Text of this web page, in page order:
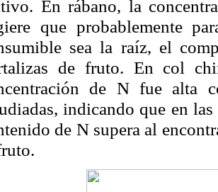
En rábano, la
que probablemente
sea la raíz, el
de fruto. En col
de N fue alta
indicando que en
de N supera al